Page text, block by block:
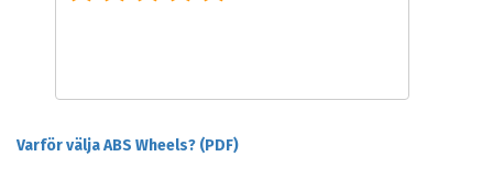
Varför välja ABS Wheels? (PDF)